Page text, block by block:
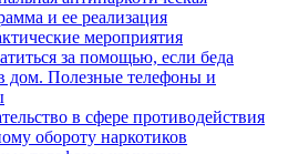
и ее реализация
мероприятия
за помощью, если беда
дом. Полезные телефоны и
в сфере противодействия
обороту наркотиков